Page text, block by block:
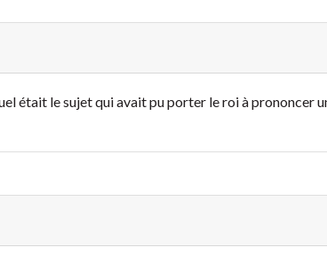
était le sujet qui avait pu porter le roi à prononcer